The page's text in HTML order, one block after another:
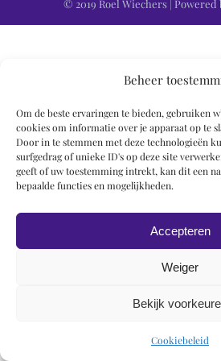
Beheer
Om de beste ervaringen te bieden, gebruiken
cookies om informatie over je apparaat op te
Door in te stemmen met deze technologieën
surfgedrag of unieke ID's op deze site
geeft of uw toestemming intrekt, kan dit een
bepaalde functies en mogelijkheden.
Accepteren
Weiger
Bekijk
Cookiebeleid
© 2019 Roel Wiechers | Powered